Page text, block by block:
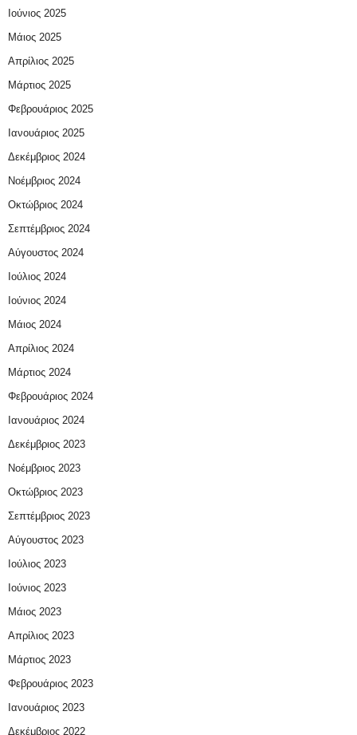
Ιούνιος 2025
Μάιος 2025
Απρίλιος 2025
Μάρτιος 2025
Φεβρουάριος 2025
Ιανουάριος 2025
Δεκέμβριος 2024
Νοέμβριος 2024
Οκτώβριος 2024
Σεπτέμβριος 2024
Αύγουστος 2024
Ιούλιος 2024
Ιούνιος 2024
Μάιος 2024
Απρίλιος 2024
Μάρτιος 2024
Φεβρουάριος 2024
Ιανουάριος 2024
Δεκέμβριος 2023
Νοέμβριος 2023
Οκτώβριος 2023
Σεπτέμβριος 2023
Αύγουστος 2023
Ιούλιος 2023
Ιούνιος 2023
Μάιος 2023
Απρίλιος 2023
Μάρτιος 2023
Φεβρουάριος 2023
Ιανουάριος 2023
Δεκέμβριος 2022